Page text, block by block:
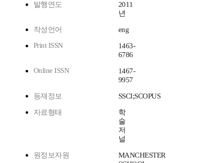
발행연도
2011
년
작성언어
eng
Print ISSN
1463-
6786
Online ISSN
1467-
9957
등재정보 SSCI;SCOPUS
자료형태
학
술
저
널
원정보자원
MANCHESTER